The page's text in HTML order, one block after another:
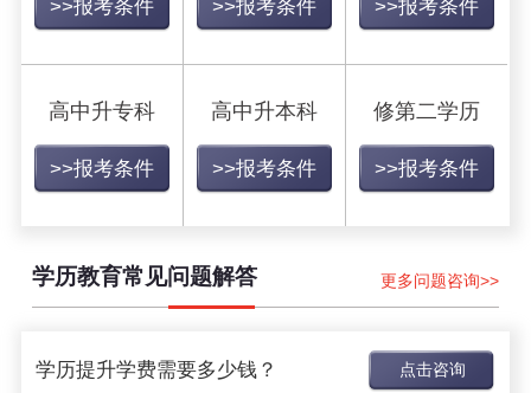
>>报考条件 >>报考条件 >>报考条件
高中升专科
>>报考条件
高中升本科
>>报考条件
修第二学历
>>报考条件
学历教育常见问题解答 更多问题咨询>>
学历提升学费需要多少钱？ 点击咨询